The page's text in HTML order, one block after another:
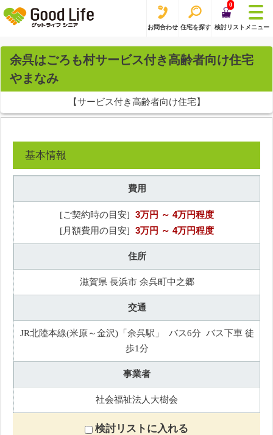
お問合わせ 住宅を探す
0
検討リスト メニュー
余呉はごろも村サービス付き高齢者向け住宅
やまなみ
【サービス付き高齢者向け住宅】
基本情報
費用
[ご契約時の目安] 3万円 ～ 4万円程度
[月額費用の目安] 3万円 ～ 4万円程度
住所
滋賀県 長浜市 余呉町中之郷
交通
JR北陸本線(米原～金沢)「余呉駅」 バス6分 バス下車 徒
歩1分
事業者
社会福祉法人大樹会
検討リストに入れる